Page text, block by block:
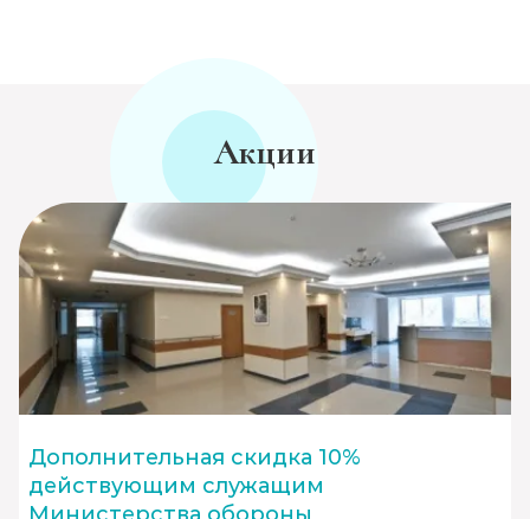
Акции
Дополнительная скидка 10%
действующим служащим